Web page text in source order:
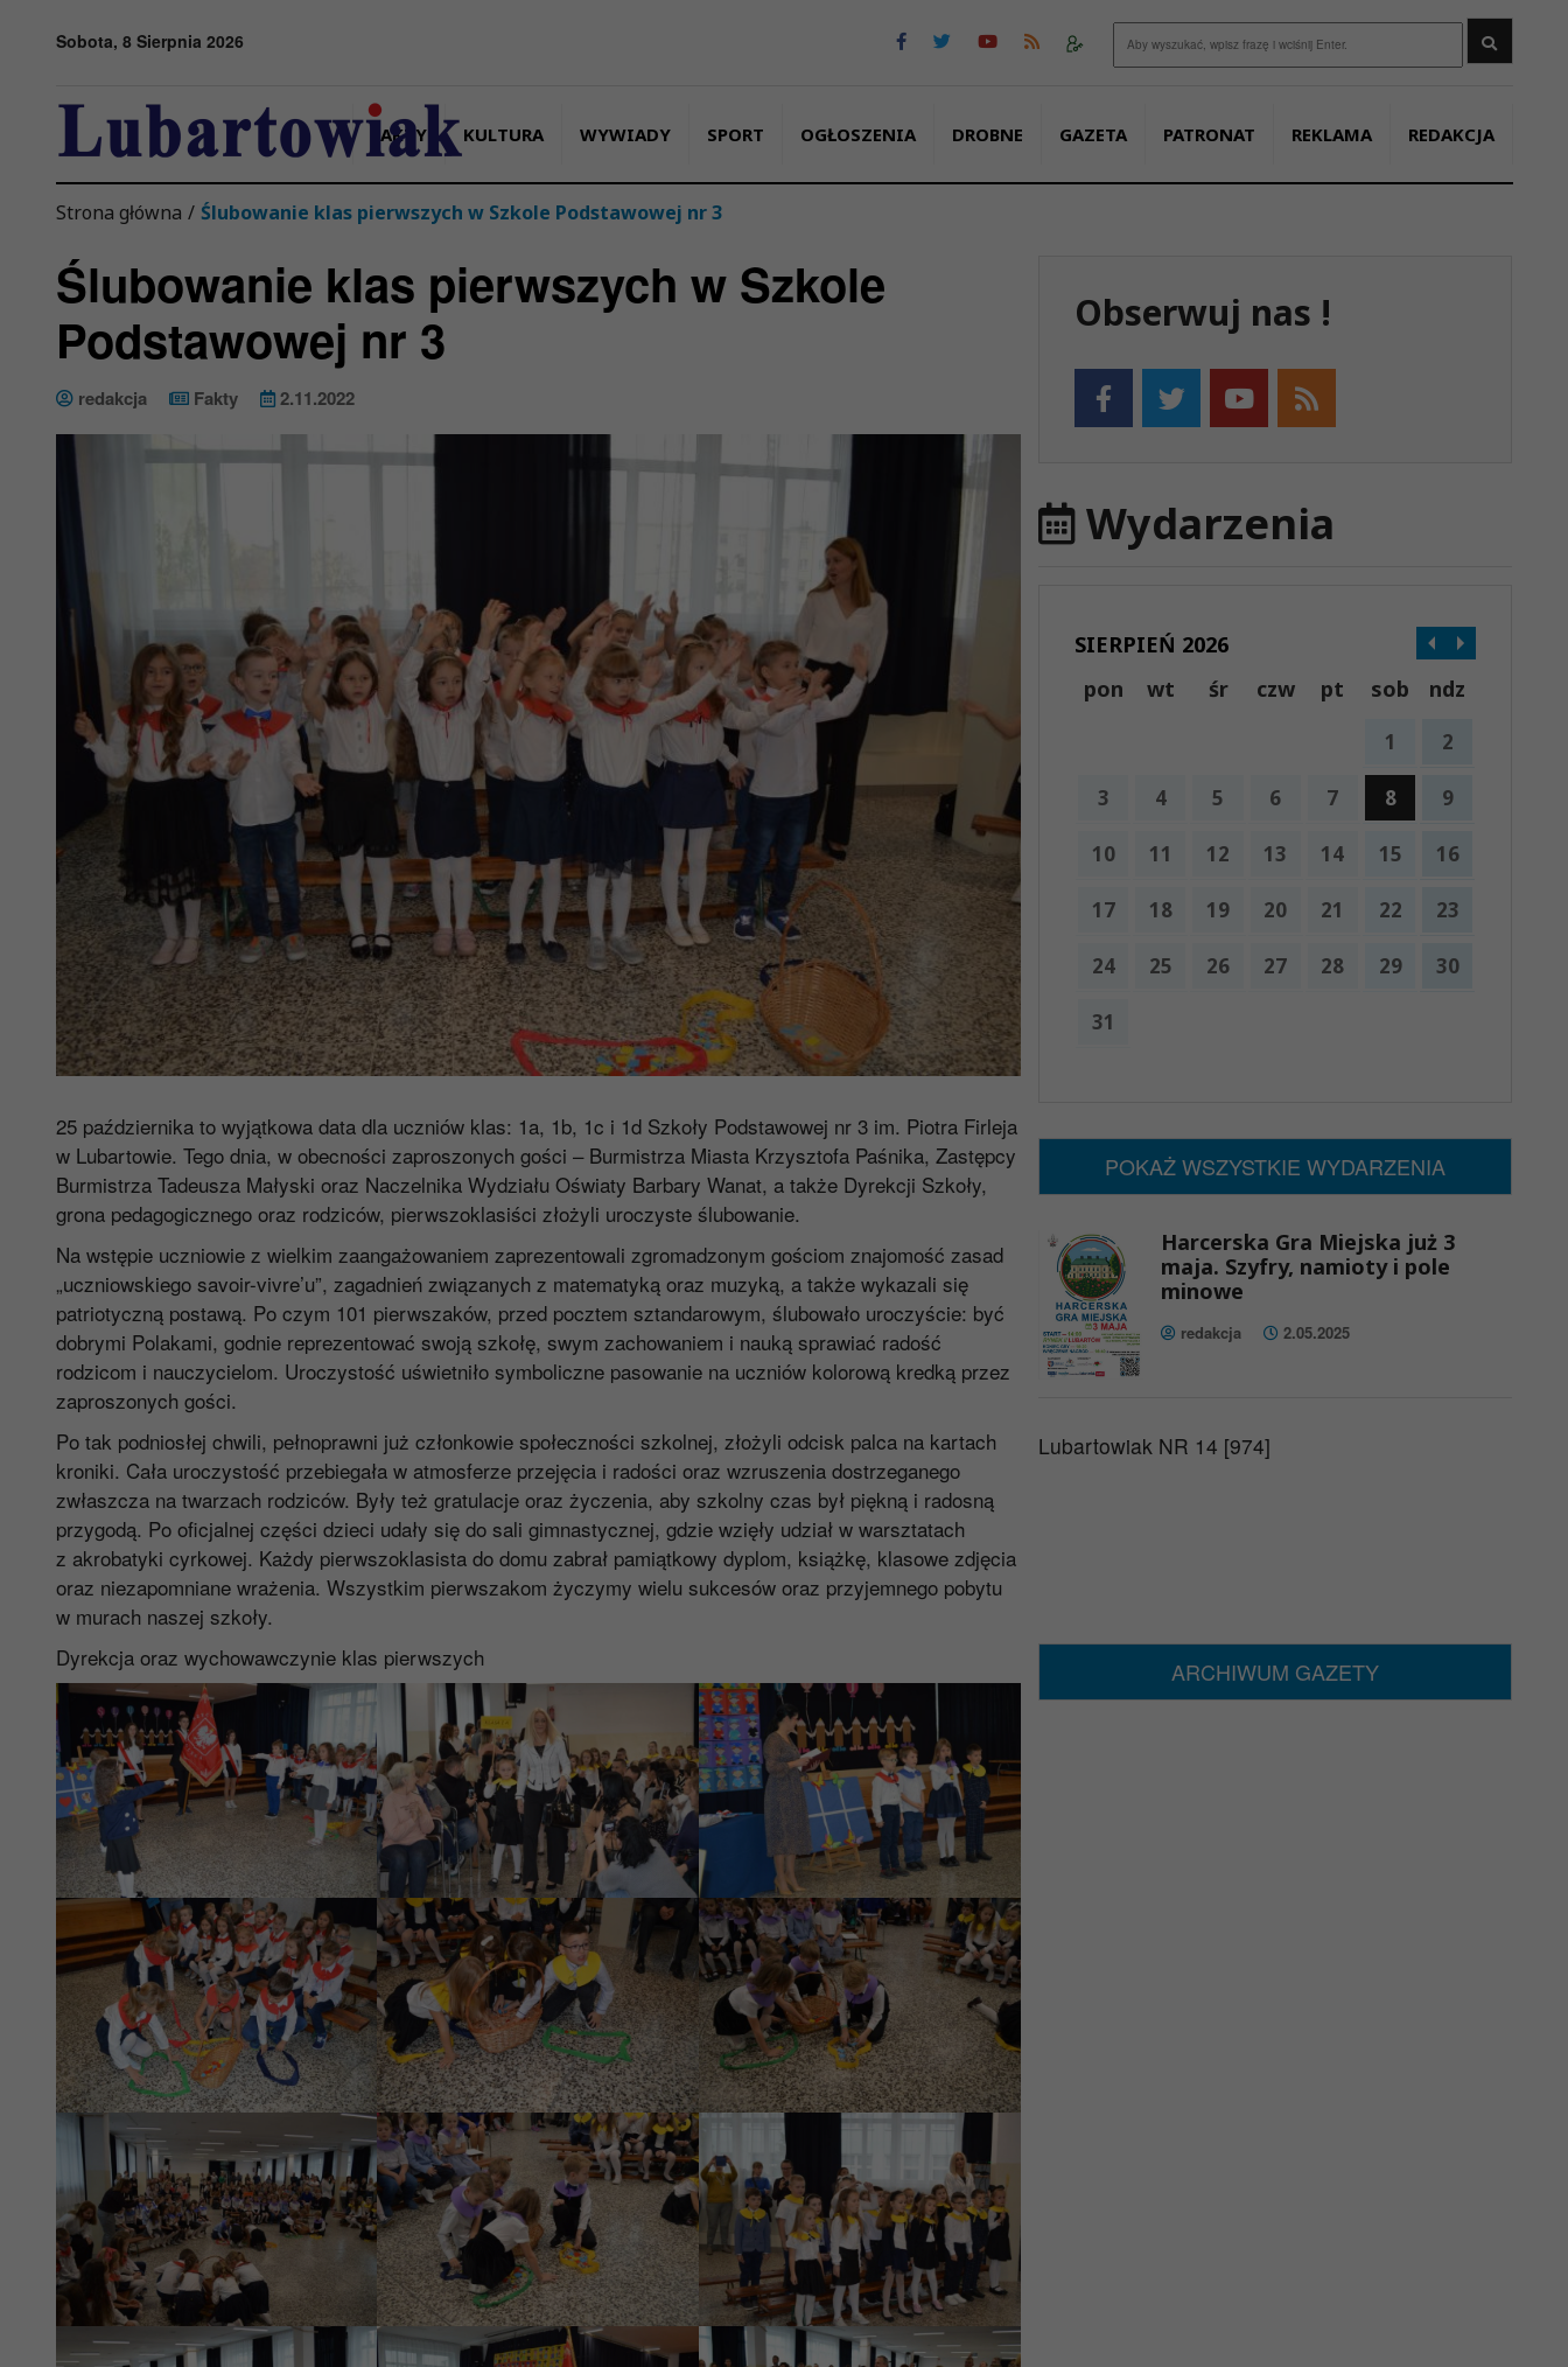
Sobota, 8 Sierpnia 2026
FAKTY KULTURA WYWIADY SPORT OGŁOSZENIA DROBNE GAZETA PATRONAT REKLAMA REDAKCJA
Strona główna / Ślubowanie klas pierwszych w Szkole Podstawowej nr 3
Ślubowanie klas pierwszych w Szkole
Podstawowej nr 3
redakcja Fakty 2.11.2022
25 października to wyjątkowa data dla uczniów klas: 1a, 1b, 1c i 1d Szkoły Podstawowej nr 3 im. Piotra Firleja
w Lubartowie. Tego dnia, w obecności zaproszonych gości – Burmistrza Miasta Krzysztofa Paśnika, Zastępcy
Burmistrza Tadeusza Małyski oraz Naczelnika Wydziału Oświaty Barbary Wanat, a także Dyrekcji Szkoły,
grona pedagogicznego oraz rodziców, pierwszoklasiści złożyli uroczyste ślubowanie.
Na wstępie uczniowie z wielkim zaangażowaniem zaprezentowali zgromadzonym gościom znajomość zasad
„uczniowskiego savoir-vivre’u”, zagadnień związanych z matematyką oraz muzyką, a także wykazali się
patriotyczną postawą. Po czym 101 pierwszaków, przed pocztem sztandarowym, ślubowało uroczyście: być
dobrymi Polakami, godnie reprezentować swoją szkołę, swym zachowaniem i nauką sprawiać radość
rodzicom i nauczycielom. Uroczystość uświetniło symboliczne pasowanie na uczniów kolorową kredką przez
zaproszonych gości.
Po tak podniosłej chwili, pełnoprawni już członkowie społeczności szkolnej, złożyli odcisk palca na kartach
kroniki. Cała uroczystość przebiegała w atmosferze przejęcia i radości oraz wzruszenia dostrzeganego
zwłaszcza na twarzach rodziców. Były też gratulacje oraz życzenia, aby szkolny czas był piękną i radosną
przygodą. Po oficjalnej części dzieci udały się do sali gimnastycznej, gdzie wzięły udział w warsztatach
z akrobatyki cyrkowej. Każdy pierwszoklasista do domu zabrał pamiątkowy dyplom, książkę, klasowe zdjęcia
oraz niezapomniane wrażenia. Wszystkim pierwszakom życzymy wielu sukcesów oraz przyjemnego pobytu
w murach naszej szkoły.
Dyrekcja oraz wychowawczynie klas pierwszych
Obserwuj nas !
Wydarzenia
SIERPIEŃ 2026
pon
wt śr czw pt sob ndz
1 2
3 4 5 6 7 8 9
10 11 12 13 14 15 16
17 18 19 20 21 22 23
24 25 26 27 28 29 30
31
POKAŻ WSZYSTKIE WYDARZENIA
Harcerska Gra Miejska już 3
maja. Szyfry, namioty i pole
minowe
redakcja 2.05.2025
Lubartowiak NR 14 [974]
ARCHIWUM GAZETY